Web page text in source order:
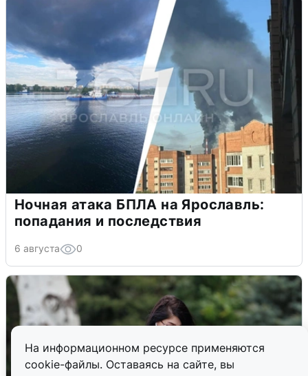
На информационном ресурсе применяются
cookie-файлы. Оставаясь на сайте, вы
Ночная атака БПЛА на Ярославль:
попадания и последствия
6 августа 0